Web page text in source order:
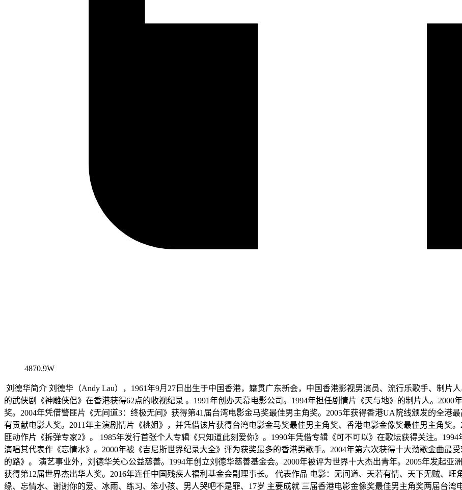
4870.9W
刘德华简介 刘德华（Andy Lau），1961年9月27日出生于中国香港，籍贯广东新会，中国香港影视男演员、流行乐歌手、制片
的武侠剧《神雕侠侣》在香港获得62点的收视纪录 。1991年创办天幕电影公司。1994年担任剧情片《天与地》的制片人。
奖。2004年凭借警匪片《无间道3：终极无间》获得第41届台湾电影金马奖最佳男主角奖。2005年获得香港UA院线颁发的全港
有贡献电影人奖。2011年主演剧情片《桃姐》，并凭借该片获得台湾电影金马奖最佳男主角奖、香港电影金像奖最佳男主角奖
匪动作片《拆弹专家2》。 1985年发行首张个人专辑《只知道此刻爱你》。1990年凭借专辑《可不可以》在歌坛获得关注。
演唱其代表作《忘情水》。2000年被《吉尼斯世界纪录大全》评为获奖最多的香港男歌手。2004年第六次获得十大劲歌金曲最
的路》。 演艺事业外，刘德华关心公益慈善。1994年创立刘德华慈善基金会。2000年被评为世界十大杰出青年。2005年发起亚
获得第12届世界杰出华人奖。2016年连任中国残疾人福利基金会副理事长。 代表作品 电影：无间道、天若有情、天下无贼、
缘、忘情水、谢谢你的爱、冰雨、练习、笨小孩、男人哭吧不是罪、17岁 主要成就 三届香港电影金像奖最佳男主角奖两届台